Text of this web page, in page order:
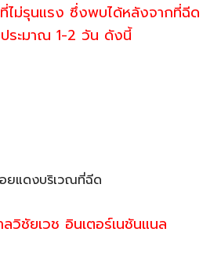
ไม่รุนแรง ซึ่งพบได้หลังจากที่ฉีด
ระมาณ 1-2 วัน ดังนี้
ยแดงบริเวณที่ฉีด
วิชัยเวช อินเตอร์เนชันแนล